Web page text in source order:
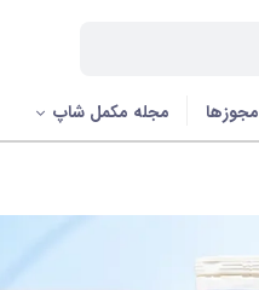
مجوزها مجله مکمل شاپ